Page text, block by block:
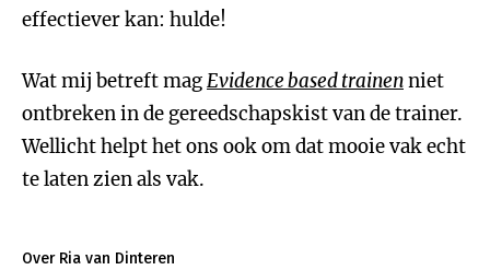
effectiever kan: hulde!
Wat mij betreft magEvidence based trainenniet
ontbreken in de gereedschapskist van de trainer.
Wellicht helpt het ons ook om dat mooie vak echt
te laten zien als vak.
Over Ria van Dinteren